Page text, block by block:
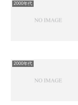
2000年代
2000年代